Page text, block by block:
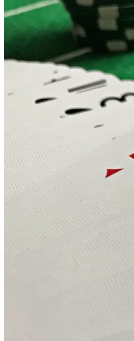
Home
Uncategorized
Sitios de juego con Google…